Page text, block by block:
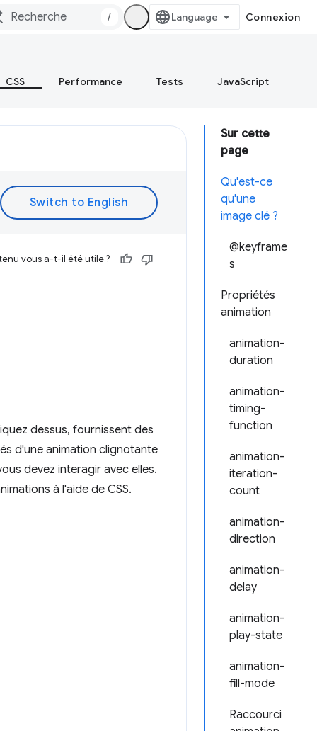
/ Connexion
CSS Performance Tests JavaScript
Sur cette
page
Qu'est-ce
qu'une
image clé ?
@keyframe
s
Propriétés
animation
animation-
duration
animation-
timing-
function
animation-
iteration-
count
animation-
direction
animation-
delay
animation-
play-state
animation-
fill-mode
Raccourci
vous a-t-il été utile ?
dessus, fournissent des
d'une animation clignotante
devez interagir avec elles.
à l'aide de CSS.